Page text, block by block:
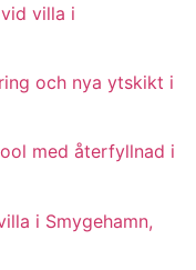
villa i
och nya ytskikt i
med återfyllnad i
i Smygehamn,